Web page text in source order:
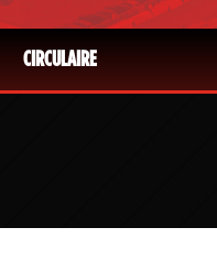
CIRCULAIRE